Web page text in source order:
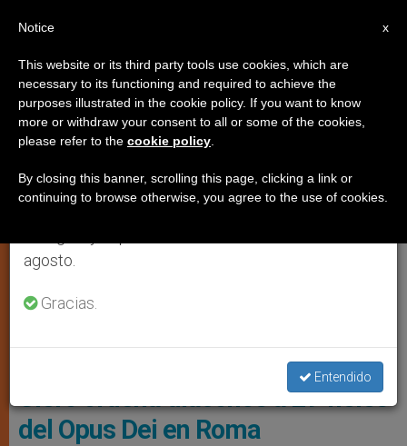
JÓVENES,ROMA
La Ceremonia Ha Tenido Lugar En La Basílica Romana De San
Secretario del Dicasterio para el
Clero ordena diáconos a 29 fieles
del Opus Dei en Roma
×
Aviso importante
Del 27 de julio al 7 de agosto haremos la pausa
anual, aprovechando que en el periodo de verano
se generan menos informaciones y también el
agosto.
Gracias.
Entendido
x
Notice
This website or its third party tools use cookies, which are
necessary to its functioning and required to achieve the
purposes illustrated in the cookie policy. If you want to know
more or withdraw your consent to all or some of the cookies,
please refer to the cookie policy
By closing this banner, scrolling this page, clicking a link or
continuing to browse otherwise, you agree to the use of cookies.